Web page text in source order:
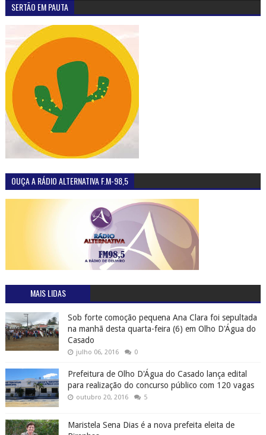
SERTÃO EM PAUTA
OUÇA A RÁDIO ALTERNATIVA F.M-98,5
MAIS LIDAS
Sob forte comoção pequena Ana Clara foi sepultada
na manhã desta quarta-feira (6) em Olho D'Água do
Casado
julho 06, 2016 0
Prefeitura de Olho D'Água do Casado lança edital
para realização do concurso público com 120 vagas
outubro 20, 2016 5
Maristela Sena Dias é a nova prefeita eleita de